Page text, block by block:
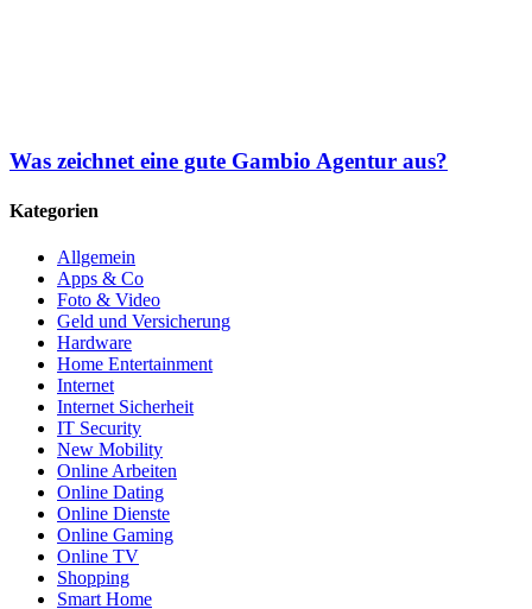
Was zeichnet eine gute Gambio Agentur aus?
Kategorien
Allgemein
Apps & Co
Foto & Video
Geld und Versicherung
Hardware
Home Entertainment
Internet
Internet Sicherheit
IT Security
New Mobility
Online Arbeiten
Online Dating
Online Dienste
Online Gaming
Online TV
Shopping
Smart Home